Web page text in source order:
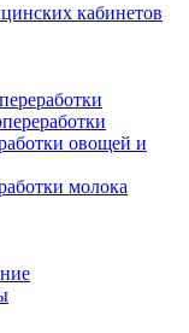
кабинетов
овощей и
молока